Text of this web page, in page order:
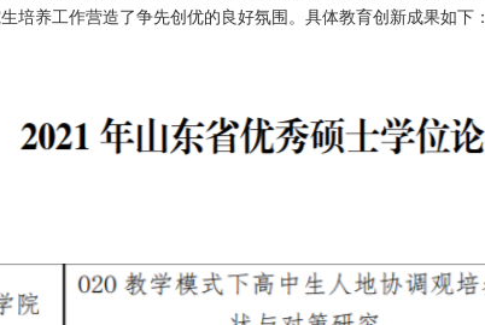
培养工作营造了争先创优的良好氛围。具体教育创新成果如下：